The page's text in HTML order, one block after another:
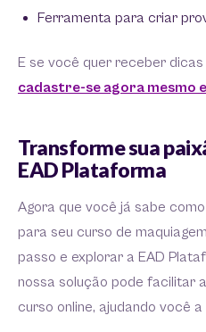
Ferramenta para criar
E se você quer receber
cadastre-se agora mesmo
Transforme sua
EAD Plataforma
Agora que você já sabe
para seu curso de
passo e explorar a EAD
nossa solução pode facilitar
curso online, ajudando você